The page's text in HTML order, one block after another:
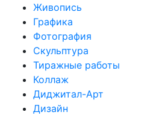
Живопись
Графика
Фотография
Скульптура
Тиражные работы
Коллаж
Диджитал-Арт
Дизайн